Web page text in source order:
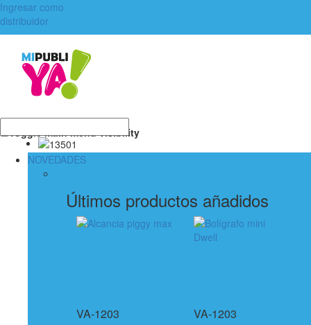
Ingresar como
distribuidor
Toggle main menu visibility
NOVEDADES
Últimos productos añadidos
VA-1203 VA-1203